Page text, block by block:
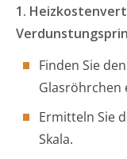
1.
Finden Sie
Glasröhrchen
Ermitteln Sie
Skala.